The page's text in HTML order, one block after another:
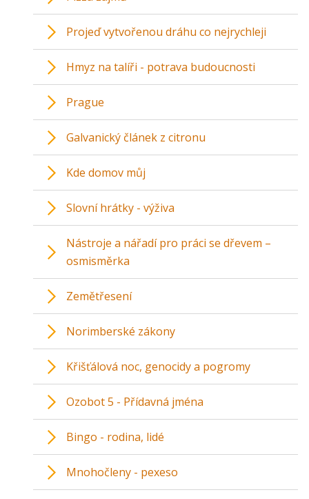
Projeď vytvořenou dráhu co nejrychleji
Hmyz na talíři - potrava budoucnosti
Prague
Galvanický článek z citronu
Kde domov můj
Slovní hrátky - výživa
Nástroje a nářadí pro práci se dřevem –
osmisměrka
Zemětřesení
Norimberské zákony
Křišťálová noc, genocidy a pogromy
Ozobot 5 - Přídavná jména
Bingo - rodina, lidé
Mnohočleny - pexeso